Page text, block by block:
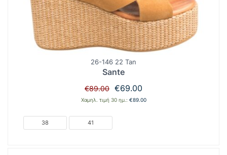
26-146 22 Tan
Sante
€89.00 Original
price
€69.00
τρέχουσα
Χαμηλ. τιμή 30 ημ.: €89.00
38 41